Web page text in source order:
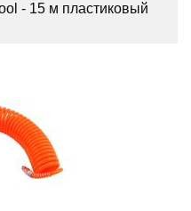
- 15 м пластиковый